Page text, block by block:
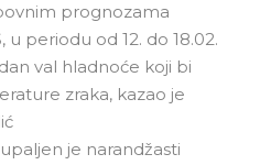
prognozama
periodu od 12. do 18.02.
val hladnoće koji bi
zraka, kazao je
je narandžasti